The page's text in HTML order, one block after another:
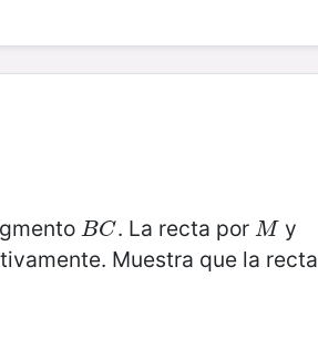
BC
BC . La recta por M
M y
Muestra que la recta